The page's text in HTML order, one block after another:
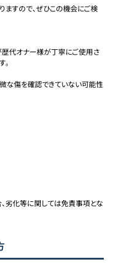
すので、ぜひこの機会にご検
代オナー様が丁寧にご使用さ
な傷を確認できていない可能性
劣化等に関しては免責事項とな